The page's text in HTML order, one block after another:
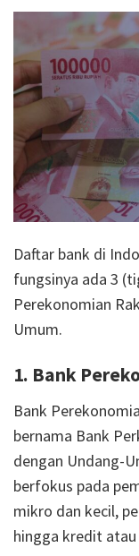
Daftar bank di
fungsinya ada 3
Perekonomian
Umum.
1. Bank
Bank
bernama Bank
dengan Undang-
berfokus pada
mikro dan kecil,
hingga kredit atau